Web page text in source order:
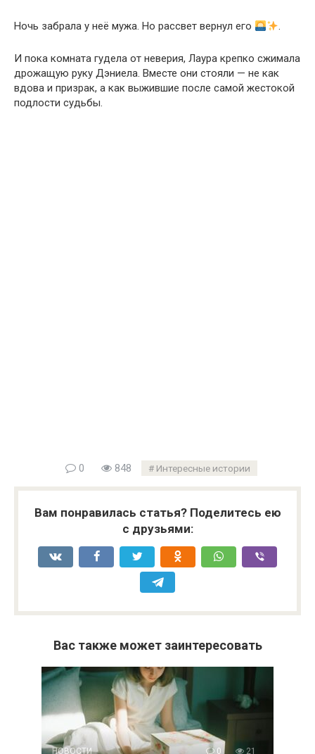
Ночь забрала у неё мужа. Но рассвет вернул его .
И пока комната гудела от неверия, Лаура крепко сжимала
дрожащую руку Дэниела. Вместе они стояли — не как
вдова и призрак, а как выжившие после самой жестокой
подлости судьбы.
0 848 Интересные истории
Вам понравилась статья? Поделитесь ею
с друзьями:
Вас также может заинтересовать
НОВОСТИ 0 21